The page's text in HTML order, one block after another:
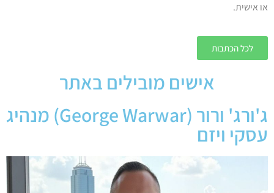
או אישית.
לכל הכתבות
אישים מובילים באתר
ג'ורג' ורור (George Warwar) מנהיג
עסקי ויזם